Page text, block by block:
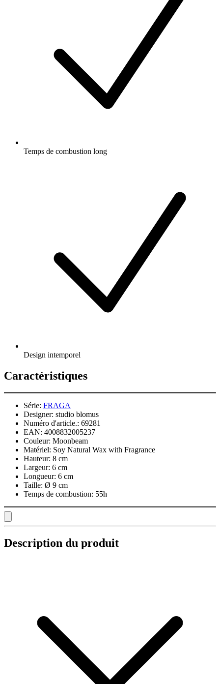
Temps de combustion long
Design intemporel
Caractéristiques
Série: FRAGA
Designer: studio blomus
Numéro d'article.: 69281
EAN: 4008832005237
Couleur: Moonbeam
Matériel: Soy Natural Wax with Fragrance
Hauteur: 8 cm
Largeur: 6 cm
Longueur: 6 cm
Taille: Ø 9 cm
Temps de combustion: 55h
Description du produit